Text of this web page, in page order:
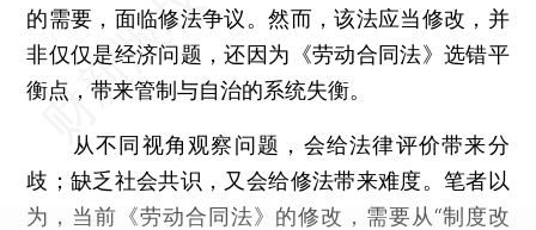
的需要，面临修法争议。然而，该法应当修改，并
非仅仅是经济问题，还因为《劳动合同法》选错平
衡点，带来管制与自治的系统失衡。
从不同视角观察问题，会给法律评价带来分
歧；缺乏社会共识，又会给修法带来难度。笔者以
为，当前《劳动合同法》的修改，需要从“制度改